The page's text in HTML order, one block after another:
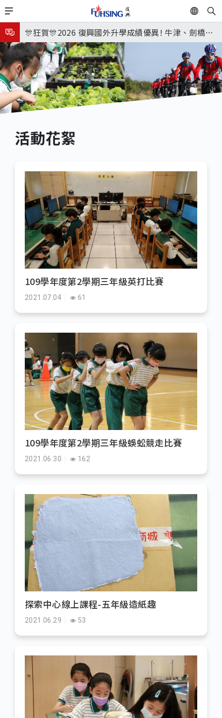
移
至
主
內
容
EN
🎉🎉🎉狂賀! 12望蘇同學榮錄MIT麻省理工學院，本校
連續兩年錄取世界第一學府！
🎊狂賀🎊2026 復興國外升學成績優異! 牛津、劍橋首
次雙星閃耀✨
115年校本部大學榜單再創佳績🎉，32％達醫學系錄
取標準、62%達台大錄取標準。各組合4科60級分9人
🎊
8月3日 分科成績公布
臺北市2026城鎮韌性(防空)演習訂於8月13日(四) 14
時30分至15時實施，全市人、車及各場所均須配合管
制與避難演練，以免受罰。
8月31日 開學日
🎉🎉🎉狂賀! 12望蘇同學榮錄MIT麻省理工學院，本校
活動花絮
109學年度第2學期三年級英打比賽
2021.07.04 61
109學年度第2學期三年級蜈蚣競走比賽
2021.06.30 162
探索中心線上課程-五年級造紙趣
2021.06.29 53